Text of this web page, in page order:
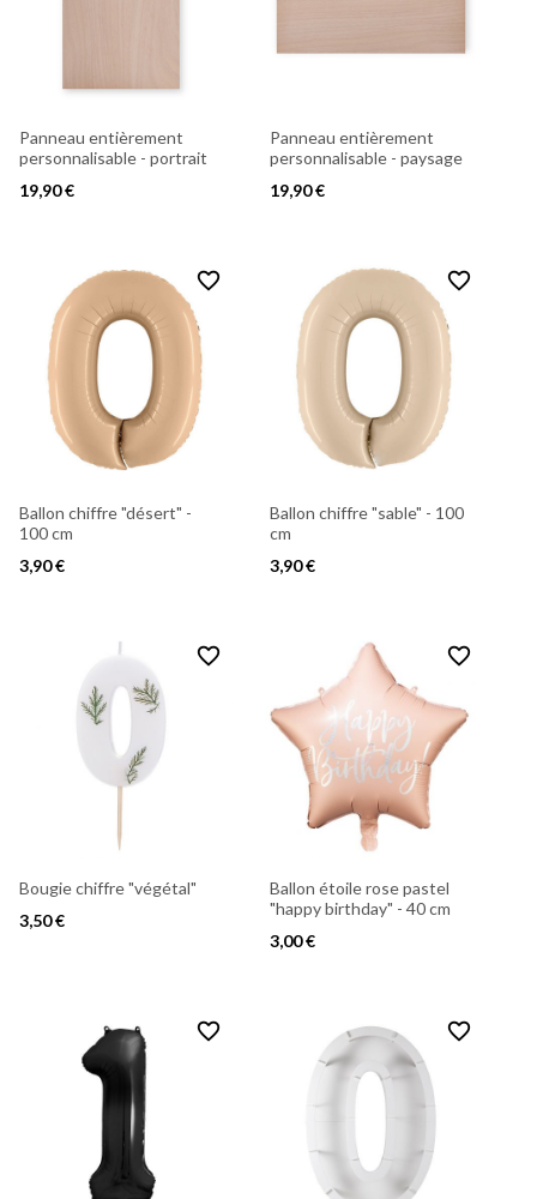
Panneau entièrement
personnalisable - portrait
19,90 €
Panneau entièrement
personnalisable - paysage
19,90 €
favorite_border
Ballon chiffre "désert" -
100 cm
3,90 €
favorite_border
Ballon chiffre "sable" - 100
cm
3,90 €
favorite_border
Bougie chiffre "végétal"
3,50 €
favorite_border
Ballon étoile rose pastel
"happy birthday" - 40 cm
3,00 €
favorite_border favorite_border